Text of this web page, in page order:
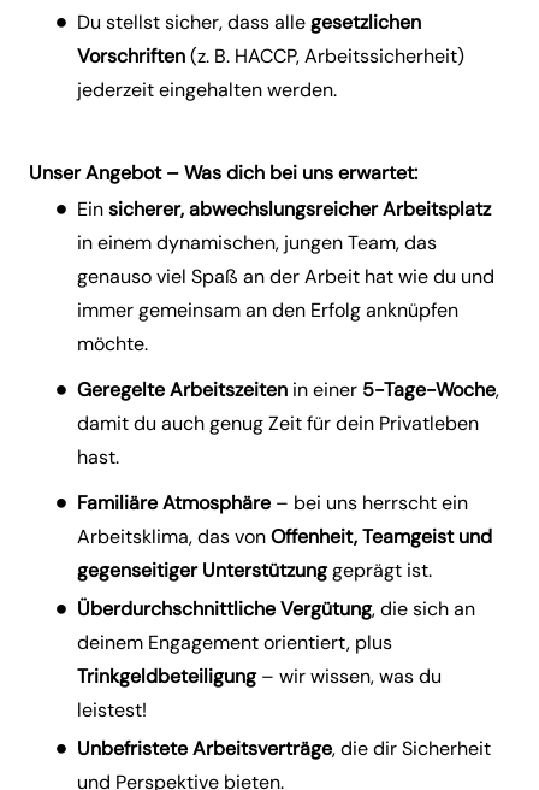
Du stellst sicher, dass allegesetzlichen
Vorschriften(z. B. HACCP, Arbeitssicherheit)
jederzeit eingehalten werden.
Unser Angebot – Was dich bei uns erwartet:
Einsicherer, abwechslungsreicher Arbeitsplatz
in einem dynamischen, jungen Team, das
genauso viel Spaß an der Arbeit hat wie du und
immer gemeinsam an den Erfolg anknüpfen
möchte.
Geregelte Arbeitszeiten in einer 5-Tage-Woche,
damit du auch genug Zeit für dein Privatleben
hast.
Familiäre Atmosphäre – bei uns herrscht ein
Arbeitsklima, das vonOffenheit, Teamgeist und
gegenseitiger Unterstützunggeprägt ist.
Überdurchschnittliche Vergütung, die sich an
deinem Engagement orientiert, plus
Trinkgeldbeteiligung– wir wissen, was du
leistest!
Unbefristete Arbeitsverträge, die dir Sicherheit
und Perspektive bieten.